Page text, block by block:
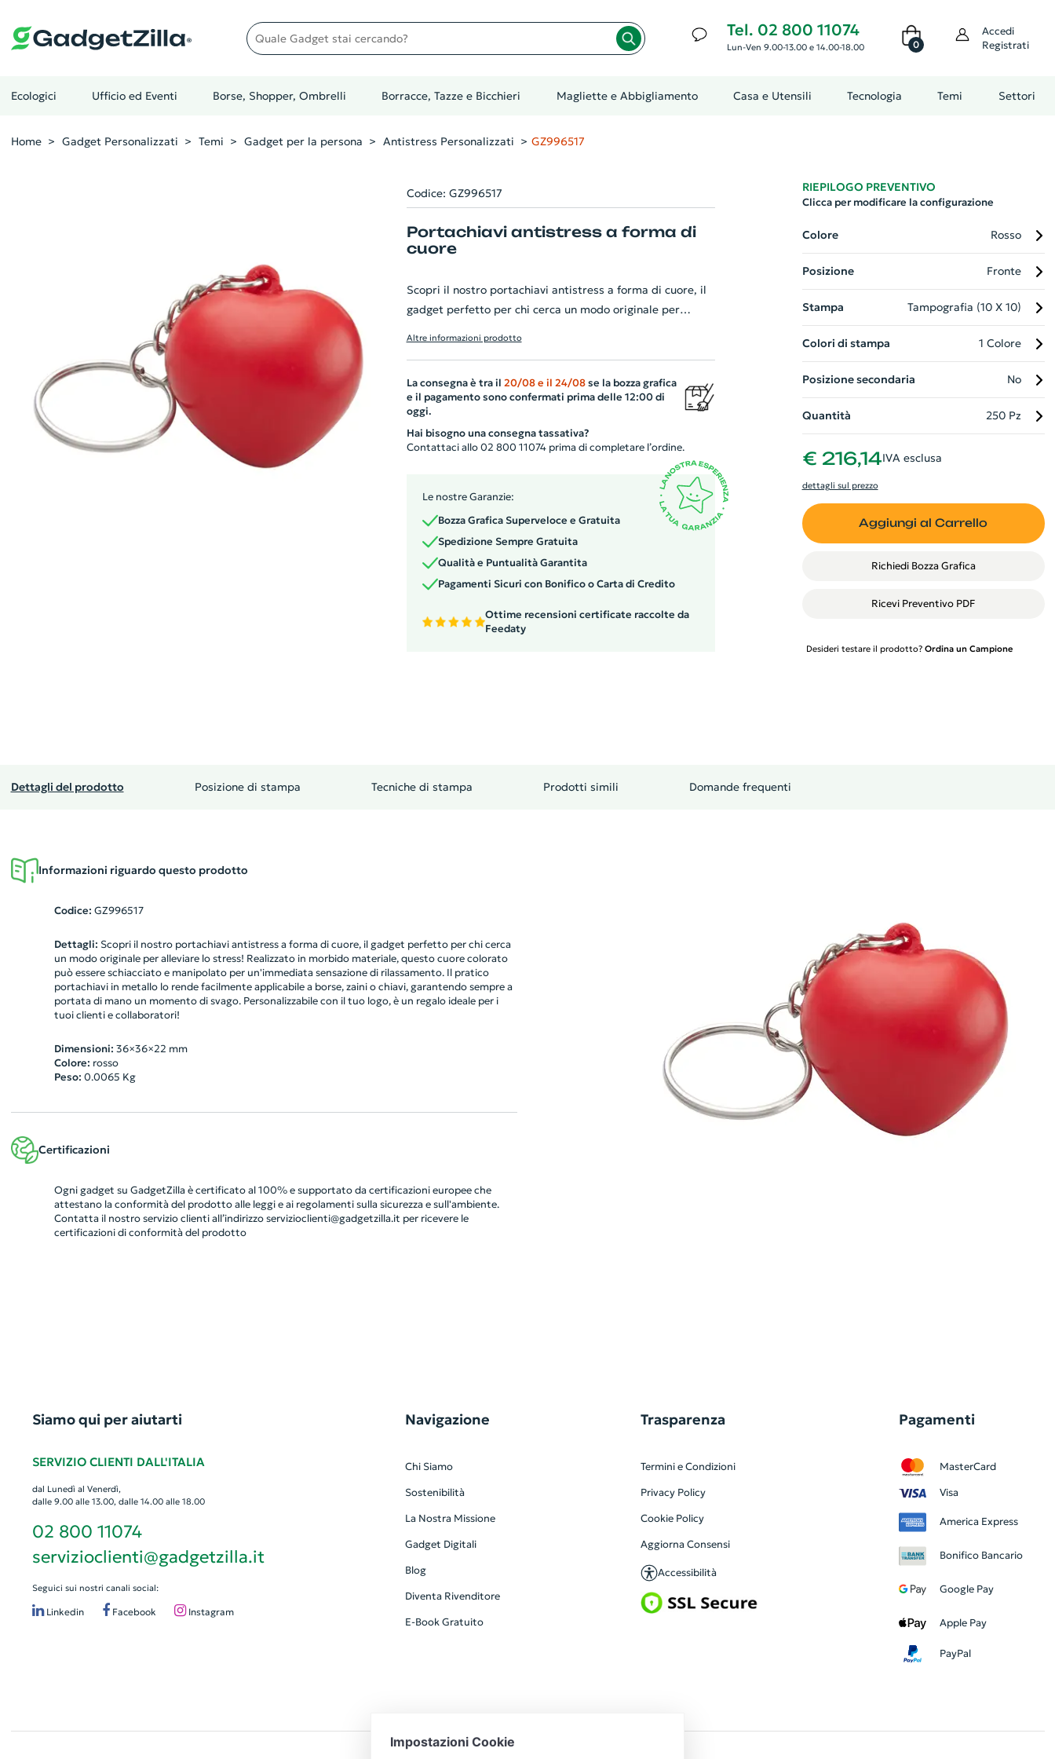
Quale gadget stai cercando? Tel. 02 800 11074
Lun-Ven 9.00-13.00 e 14.00-18.00 0
Accedi
Registrati
Ecologici Ufficio ed Eventi Borse, Shopper, Ombrelli Borracce, Tazze e Bicchieri Magliette e Abbigliamento Casa e Utensili Tecnologia Temi Settori
Home Gadget Personalizzati Temi Gadget per la persona Antistress Personalizzati GZ996517
Codice: GZ996517
Portachiavi antistress a forma di
cuore
Scopri il nostro portachiavi antistress a forma di cuore, il
gadget perfetto per chi cerca un modo originale per
portachiavi in metallo lo rende facilmente applicabile a
borse, zaini o chiavi, garantendo sempre a portata di
mano un momento di svago. Personalizzabile con il tuo
logo, è un regalo ideale per i tuoi clienti e collaboratori!
Altre informazioni prodotto
La consegna è tra il 20/08 e il 24/08se la bozza grafica
e il pagamento sono confermati prima delle 12:00 di
oggi.
Hai bisogno una consegna tassativa?
Contattaci allo 02 800 11074 prima di completare l’ordine.
Le nostre Garanzie:
Bozza Grafica Superveloce e Gratuita
Spedizione Sempre Gratuita
Qualità e Puntualità Garantita
Pagamenti Sicuri con Bonifico o Carta di Credito
Ottime recensioni certificate raccolte da
Feedaty
RIEPILOGO PREVENTIVO
Clicca per modificare la configurazione
Colore Rosso
Posizione Fronte
Stampa Tampografia (10 X 10)
Colori di stampa 1 Colore
Posizione secondaria No
Quantità 250 Pz
€ 216,14IVA esclusa
dettagli sul prezzo
Aggiungi al Carrello
Richiedi Bozza Grafica
Ricevi Preventivo PDF
Desideri testare il prodotto? Ordina un Campione
Dettagli del prodotto Posizione di stampa Tecniche di stampa Prodotti simili Domande frequenti
Informazioni riguardo questo prodotto
Codice: GZ996517
Dettagli: Scopri il nostro portachiavi antistress a forma di cuore, il gadget perfetto per chi cerca
un modo originale per alleviare lo stress! Realizzato in morbido materiale, questo cuore colorato
può essere schiacciato e manipolato per un'immediata sensazione di rilassamento. Il pratico
portachiavi in metallo lo rende facilmente applicabile a borse, zaini o chiavi, garantendo sempre a
portata di mano un momento di svago. Personalizzabile con il tuo logo, è un regalo ideale per i
tuoi clienti e collaboratori!
Dimensioni: 36×36×22 mm
Colore: rosso
Peso: 0.0065 Kg
Certificazioni
Ogni gadget su GadgetZilla è certificato al 100% e supportato da certificazioni europee che
attestano la conformità del prodotto alle leggi e ai regolamenti sulla sicurezza e sull'ambiente.
Contatta il nostro servizio clienti all’indirizzo servizioclienti@gadgetzilla.it per ricevere le
certificazioni di conformità del prodotto
Siamo qui per aiutarti
SERVIZIO CLIENTI DALL'ITALIA
dal Lunedì al Venerdì,
dalle 9.00 alle 13.00, dalle 14.00 alle 18.00
02 800 11074
servizioclienti@gadgetzilla.it
Seguici sui nostri canali social:
Linkedin Facebook Instagram
Navigazione
Chi Siamo
Sostenibilità
La Nostra Missione
Gadget Digitali
Blog
Diventa Rivenditore
E-Book Gratuito
Trasparenza
Termini e Condizioni
Privacy Policy
Cookie Policy
Aggiorna Consensi
Accessibilità
Pagamenti
MasterCard
Visa
America Express
Bonifico Bancario
Google Pay
Apple Pay
PayPal